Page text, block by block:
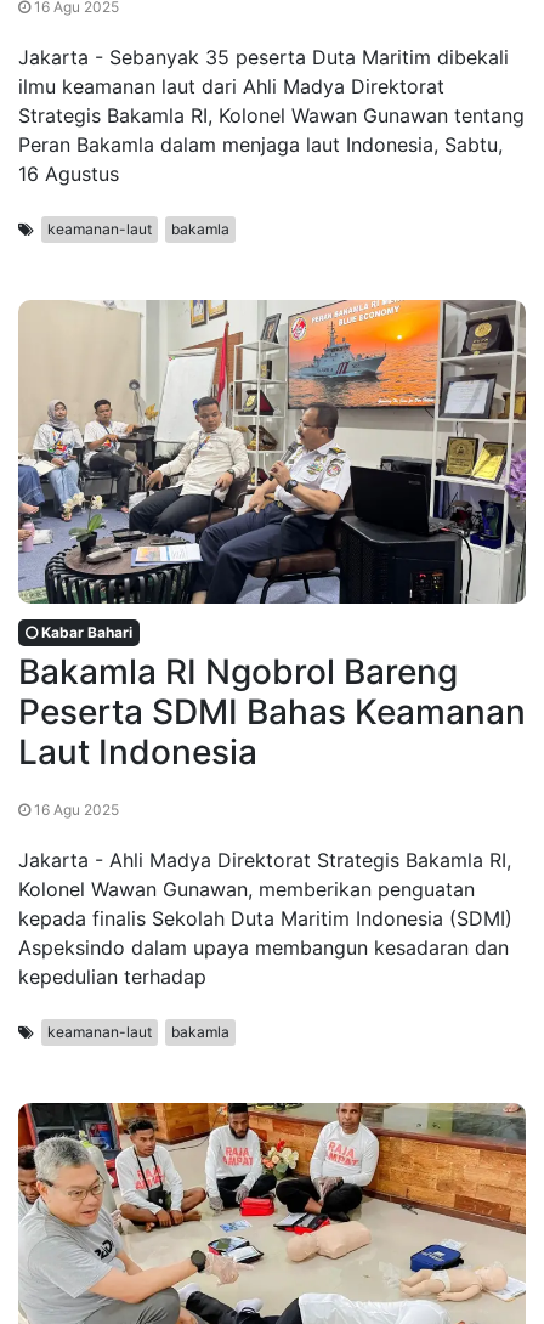
16 Agu 2025
Jakarta - Sebanyak 35 peserta Duta Maritim dibekali
ilmu keamanan laut dari Ahli Madya Direktorat
Strategis Bakamla RI, Kolonel Wawan Gunawan tentang
Peran Bakamla dalam menjaga laut Indonesia, Sabtu,
16 Agustus
keamanan-laut bakamla
Kabar Bahari
Bakamla RI Ngobrol Bareng
Peserta SDMI Bahas Keamanan
Laut Indonesia
16 Agu 2025
Jakarta - Ahli Madya Direktorat Strategis Bakamla RI,
Kolonel Wawan Gunawan, memberikan penguatan
kepada finalis Sekolah Duta Maritim Indonesia (SDMI)
Aspeksindo dalam upaya membangun kesadaran dan
kepedulian terhadap
keamanan-laut bakamla